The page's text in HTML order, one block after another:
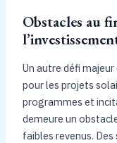
Obstacles au
Un autre défi
pour les projets
programmes et
demeure un
faibles revenus.